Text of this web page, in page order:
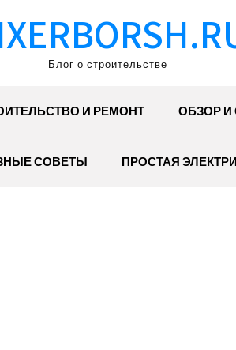
Блог о строительстве
И РЕМОНТ ОБЗОР И
СОВЕТЫ ПРОСТАЯ